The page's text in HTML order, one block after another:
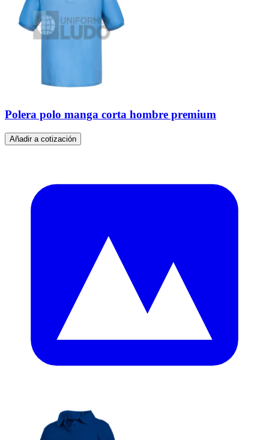
Polera polo manga corta hombre premium
Añadir a cotización